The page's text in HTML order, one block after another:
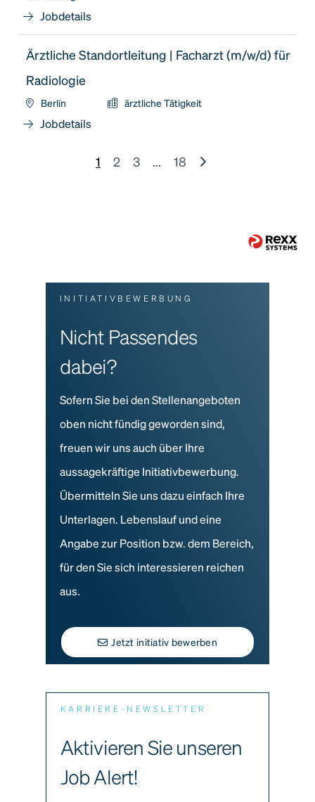
Jobdetails
Ärztliche Standortleitung | Facharzt (m/w/d) für
Radiologie
Berlin ärztliche Tätigkeit
Jobdetails
1 2 3 ... 18
INITIATIVBEWERBUNG
Nicht Passendes
dabei?
Sofern Sie bei den Stellenangeboten
oben nicht fündig geworden sind,
freuen wir uns auch über Ihre
aussagekräftige Initiativbewerbung.
Übermitteln Sie uns dazu einfach Ihre
Unterlagen. Lebenslauf und eine
Angabe zur Position bzw. dem Bereich,
für den Sie sich interessieren reichen
aus.
Jetzt initiativ bewerben
KARRIERE-NEWSLETTER
Aktivieren Sie unseren
Job Alert!